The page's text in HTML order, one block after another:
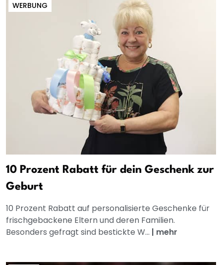
WERBUNG
10 Prozent Rabatt für dein Geschenk zur
Geburt
10 Prozent Rabatt auf personalisierte Geschenke für
frischgebackene Eltern und deren Familien.
Besonders gefragt sind bestickte W... | mehr